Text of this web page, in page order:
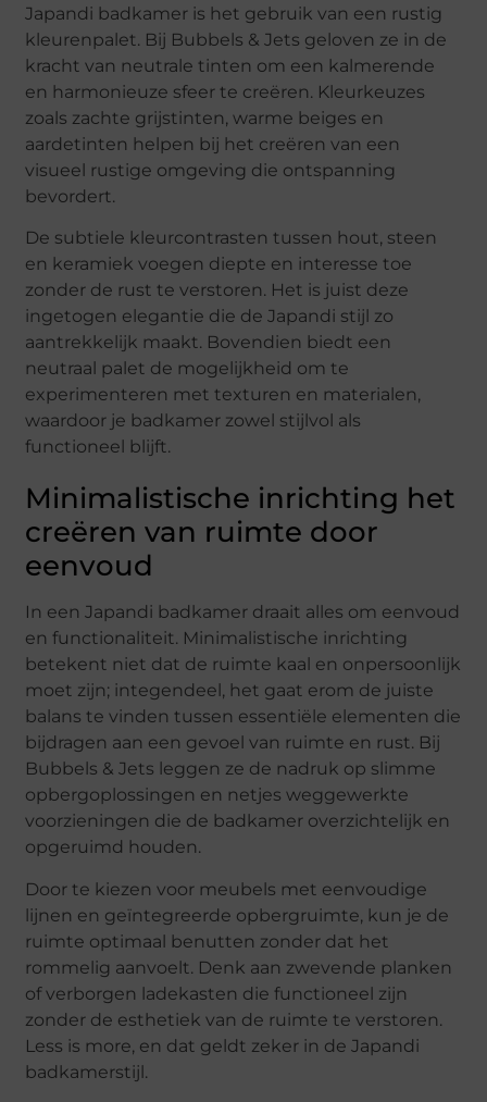
Japandi badkamer is het gebruik van een rustig
kleurenpalet. Bij Bubbels & Jets geloven ze in de
kracht van neutrale tinten om een kalmerende
en harmonieuze sfeer te creëren. Kleurkeuzes
zoals zachte grijstinten, warme beiges en
aardetinten helpen bij het creëren van een
visueel rustige omgeving die ontspanning
bevordert.
De subtiele kleurcontrasten tussen hout, steen
en keramiek voegen diepte en interesse toe
zonder de rust te verstoren. Het is juist deze
ingetogen elegantie die de Japandi stijl zo
aantrekkelijk maakt. Bovendien biedt een
neutraal palet de mogelijkheid om te
experimenteren met texturen en materialen,
waardoor je badkamer zowel stijlvol als
functioneel blijft.
Minimalistische inrichting het
creëren van ruimte door
eenvoud
In een Japandi badkamer draait alles om eenvoud
en functionaliteit. Minimalistische inrichting
betekent niet dat de ruimte kaal en onpersoonlijk
moet zijn; integendeel, het gaat erom de juiste
balans te vinden tussen essentiële elementen die
bijdragen aan een gevoel van ruimte en rust. Bij
Bubbels & Jets leggen ze de nadruk op slimme
opbergoplossingen en netjes weggewerkte
voorzieningen die de badkamer overzichtelijk en
opgeruimd houden.
Door te kiezen voor meubels met eenvoudige
lijnen en geïntegreerde opbergruimte, kun je de
ruimte optimaal benutten zonder dat het
rommelig aanvoelt. Denk aan zwevende planken
of verborgen ladekasten die functioneel zijn
zonder de esthetiek van de ruimte te verstoren.
Less is more, en dat geldt zeker in de Japandi
badkamerstijl.